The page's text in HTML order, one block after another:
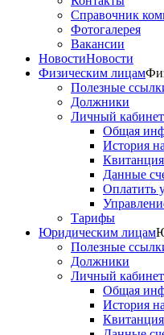
Справочник
Фотогалерея
Вакансии
НовостиНовости
Физическим лицам
Полезные
Должники
Личный кабинет
Общая
История
Данные
Оплатить
Тарифы
Юридическим лицам
Полезные
Должники
Личный
Общая
История